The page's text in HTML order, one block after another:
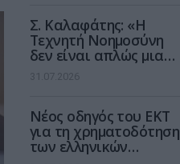
Σ. Καλαφάτης: «Η
Τεχνητή Νοημοσύνη
δεν είναι απλώς μια
νέα τεχνολογία, είναι
μια νέα βιομηχανική
31.07.2026
Νέος οδηγός του ΕΚΤ
για τη χρηματοδότηση
των ελληνικών